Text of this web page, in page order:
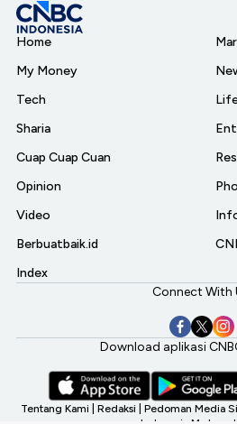
Home
My Money
Tech
Sharia
Cuap Cuap Cuan
Opinion
Video
Berbuatbaik.id
Index
Connect With
Download aplikasi
Tentang Kami Redaksi Pedoman Media